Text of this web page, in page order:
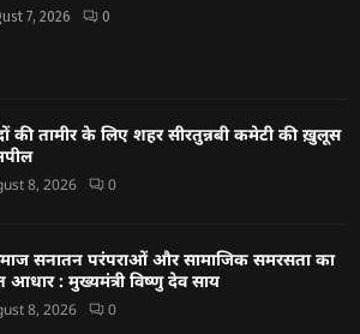
7, 2026 0
की तामीर के लिए शहर सीरतुन्नबी कमेटी की ख़ुलूस
8, 2026 0
सनातन परंपराओं और सामाजिक समरसता का
: मुख्यमंत्री विष्णु देव साय
8, 2026 0